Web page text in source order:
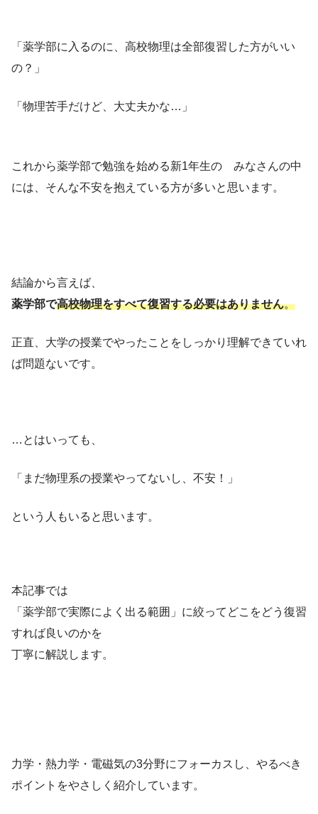
「薬学部に入るのに、高校物理は全部復習した方がいい
の？」
「物理苦手だけど、大丈夫かな…」
これから薬学部で勉強を始める新1年生の みなさんの中
には、そんな不安を抱えている方が多いと思います。
結論から言えば、
薬学部で高校物理をすべて復習する必要はありません。
正直、大学の授業でやったことをしっかり理解できていれ
ば問題ないです。
…とはいっても、
「まだ物理系の授業やってないし、不安！」
という人もいると思います。
本記事では
「薬学部で実際によく出る範囲」に絞ってどこをどう復習
すれば良いのかを
丁寧に解説します。
力学・熱力学・電磁気の3分野にフォーカスし、やるべき
ポイントをやさしく紹介しています。